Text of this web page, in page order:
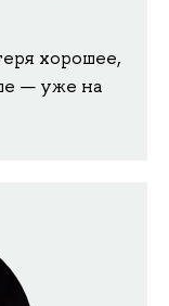
хорошее,
— уже на